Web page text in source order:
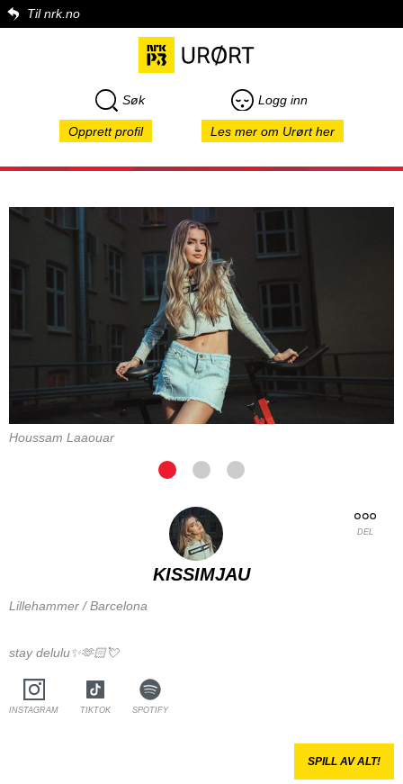
Til nrk.no
Søk Logg inn
Opprett profil Les mer om Urørt her
Houssam Laaouar
DEL
KISSIMJAU
Lillehammer / Barcelona
stay delulu✨🫶🏻💘
INSTAGRAM TIKTOK SPOTIFY
SPILL AV ALT!